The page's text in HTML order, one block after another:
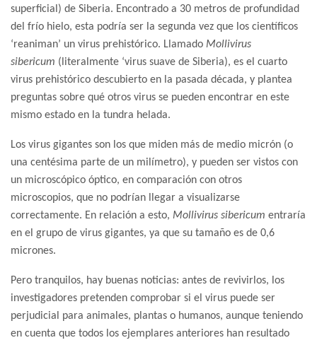
superficial) de Siberia. Encontrado a 30 metros de profundidad
del frío hielo, esta podría ser la segunda vez que los científicos
‘reaniman’ un virus prehistórico. Llamado Mollivirus
sibericum (literalmente ‘virus suave de Siberia), es el cuarto
virus prehistórico descubierto en la pasada década, y plantea
preguntas sobre qué otros virus se pueden encontrar en este
mismo estado en la tundra helada.
Los virus gigantes son los que miden más de medio micrón (o
una centésima parte de un milímetro), y pueden ser vistos con
un microscópico óptico, en comparación con otros
microscopios, que no podrían llegar a visualizarse
correctamente. En relación a esto, Mollivirus sibericum entraría
en el grupo de virus gigantes, ya que su tamaño es de 0,6
micrones.
Pero tranquilos, hay buenas noticias: antes de revivirlos, los
investigadores pretenden comprobar si el virus puede ser
perjudicial para animales, plantas o humanos, aunque teniendo
en cuenta que todos los ejemplares anteriores han resultado